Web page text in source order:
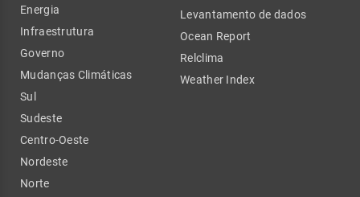
Energia
Infraestrutura
Governo
Mudanças Climáticas
Sul
Sudeste
Centro-Oeste
Nordeste
Norte
Levantamento de dados
Ocean Report
Relclima
Weather Index